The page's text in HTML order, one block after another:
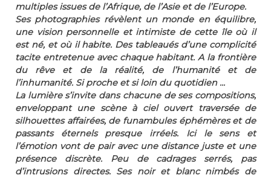
multiples issues de l’Afrique, de l’Asie et de l’Europe.
Ses photographies révèlent un monde en équilibre,
une vision personnelle et intimiste de cette île où il
est né, et où il habite. Des tableaués d’une complicité
tacite entretenue avec chaque habitant. A la frontière
du rêve et de la réalité, de l’humanité et de
l’inhumanité. Si proche et si loin du quotidien ...
La lumière s’invite dans chacune de ses compositions,
enveloppant une scène à ciel ouvert traversée de
silhouettes affairées, de funambules éphémères et de
passants éternels presque irréels. Ici le sens et
l’émotion vont de pair avec une distance juste et une
présence discrète. Peu de cadrages serrés, pas
d’intrusions directes. Ses noir et blanc nimbés de